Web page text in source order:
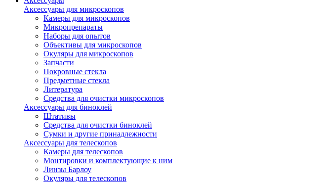
Аксессуары для микроскопов
Камеры для микроскопов
Микропрепараты
Наборы для опытов
Объективы для микроскопов
Окуляры для микроскопов
Запчасти
Покровные стекла
Предметные стекла
Литература
Средства для очистки микроскопов
Аксессуары для биноклей
Штативы
Средства для очистки биноклей
Сумки и другие принадлежности
Аксессуары для телескопов
Камеры для телескопов
Монтировки и комплектующие к ним
Линзы Барлоу
Окуляры для телескопов